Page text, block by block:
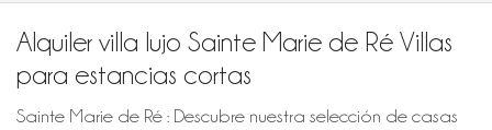
Alquiler villa lujo Sainte Marie de Ré Villas
para estancias cortas
Sainte Marie de Ré : Descubre nuestra selección de casas